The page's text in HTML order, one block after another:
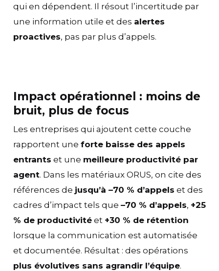
qui en dépendent. Il résout l’incertitude par
une information utile et des alertes
proactives, pas par plus d’appels.
Impact opérationnel : moins de
bruit, plus de focus
Les entreprises qui ajoutent cette couche
rapportent une forte baisse des appels
entrants et une meilleure productivité par
agent. Dans les matériaux ORUS, on cite des
références de jusqu’à –70 % d’appels et des
cadres d’impact tels que –70 % d’appels, +25
% de productivitéet +30 % de rétention
lorsque la communication est automatisée
et documentée. Résultat : des opérations
plus évolutives sans agrandir l’équipe.